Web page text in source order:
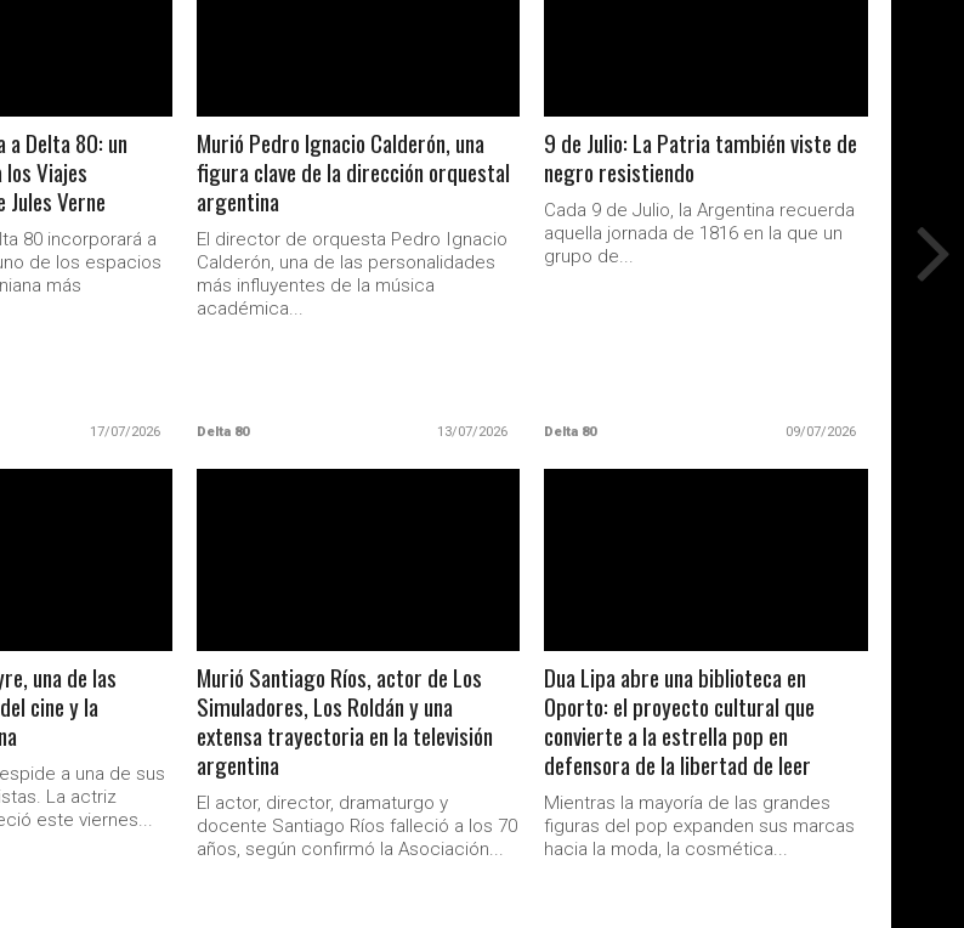
a Delta 80: un
Viajes
Verne
80 incorporará a
de los espacios
más
17/07/2026
Murió Pedro Ignacio Calderón, una
figura clave de la dirección orquestal
argentina
El director de orquesta Pedro Ignacio
Calderón, una de las personalidades
más influyentes de la música
académica...
Delta 80 13/07/2026
9 de Julio: La Patria también viste de
negro resistiendo
Cada 9 de Julio, la Argentina recuerda
aquella jornada de 1816 en la que un
grupo de...
Delta 80 09/07/2026
una de las
cine y la
a una de sus
La actriz
este viernes...
Murió Santiago Ríos, actor de Los
Simuladores, Los Roldán y una
extensa trayectoria en la televisión
argentina
El actor, director, dramaturgo y
docente Santiago Ríos falleció a los 70
años, según confirmó la Asociación...
Dua Lipa abre una biblioteca en
Oporto: el proyecto cultural que
convierte a la estrella pop en
defensora de la libertad de leer
Mientras la mayoría de las grandes
figuras del pop expanden sus marcas
hacia la moda, la cosmética...